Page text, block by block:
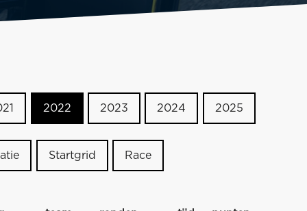
2022 2023 2024 2025
Startgrid Race